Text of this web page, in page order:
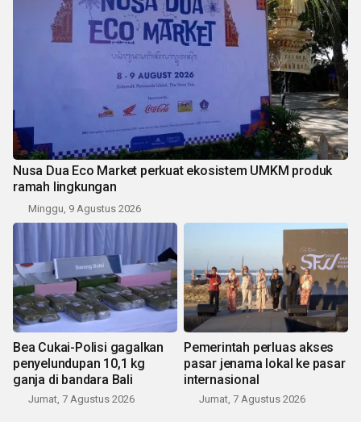
Nusa Dua Eco Market perkuat ekosistem UMKM produk
ramah lingkungan
Minggu, 9 Agustus 2026
Bea Cukai-Polisi gagalkan
penyelundupan 10,1 kg
ganja di bandara Bali
Jumat, 7 Agustus 2026
Pemerintah perluas akses
pasar jenama lokal ke pasar
internasional
Jumat, 7 Agustus 2026